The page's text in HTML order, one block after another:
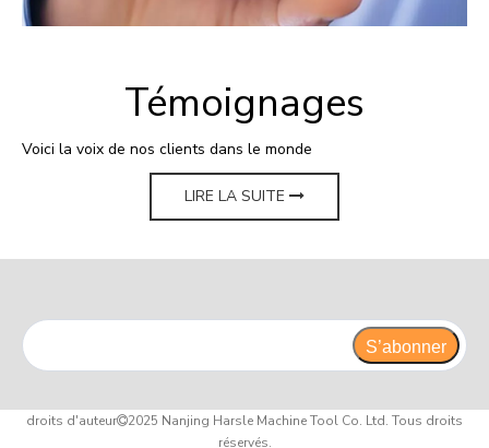
Témoignages
Voici la voix de nos clients dans le monde
LIRE LA SUITE
S’abonner
droits d'auteur2025 Nanjing Harsle Machine Tool Co. Ltd. Tous droits
réservés.